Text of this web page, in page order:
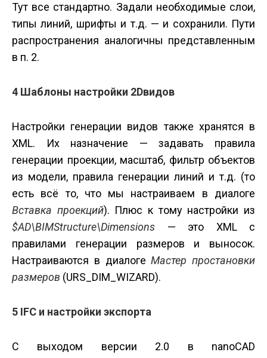
Тут все стандартно. Задали необходимые слои,
типы линий, шрифты и т.д. — и сохранили. Пути
распространения аналогичны представленным
в п. 2.
4 Шаблоны настройки 2D­видов
Настройки генерации видов также хранятся в
XML. Их назначение — задавать правила
генерации проекции, масштаб, фильтр объектов
из модели, правила генерации линий и т.д. (то
есть всё то, что мы настраиваем в диалоге
Вставка проекций). Плюс к тому настройки из
$AD\BIMStructure\Dimensions — это XML с
правилами генерации размеров и выносок.
Настраиваются в диалоге Мастер простановки
размеров (URS_DIM_WIZARD).
5 IFC и настройки экспорта
С выходом версии 2.0 в nanoCAD